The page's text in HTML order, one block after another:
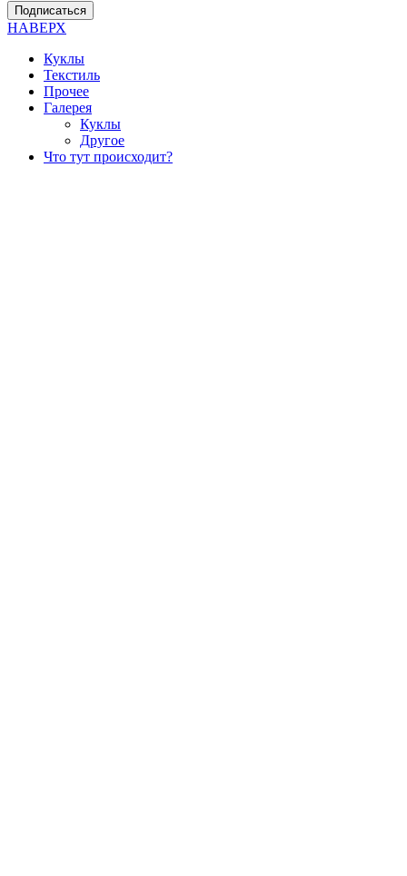
Подписаться
НАВЕРХ
Куклы
Текстиль
Прочее
Галерея
Куклы
Другое
Что тут происходит?